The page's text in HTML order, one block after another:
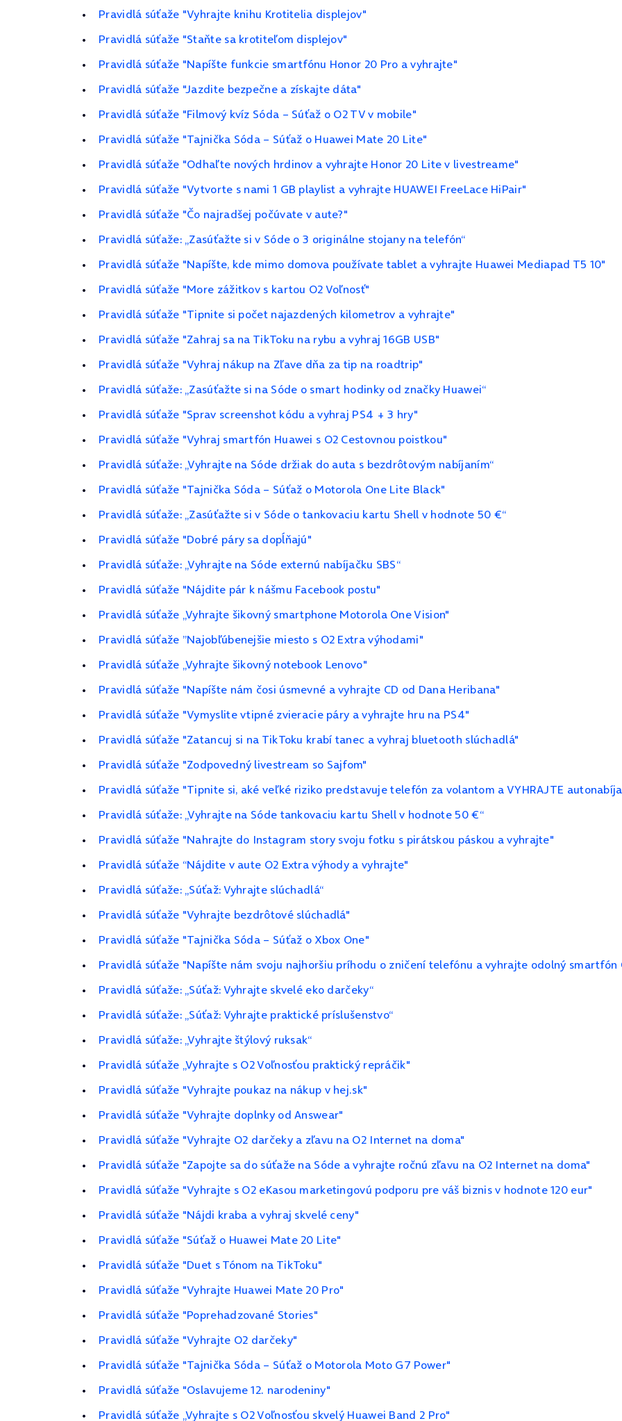
Pravidlá súťaže "Vyhrajte knihu Krotitelia displejov"
Pravidlá súťaže "Staňte sa krotiteľom displejov"
Pravidlá súťaže "Napíšte funkcie smartfónu Honor 20 Pro a vyhrajte"
Pravidlá súťaže "Jazdite bezpečne a získajte dáta"
Pravidlá súťaže "Filmový kvíz Sóda – Súťaž o O2 TV v mobile"
Pravidlá súťaže "Tajnička Sóda – Súťaž o Huawei Mate 20 Lite"
Pravidlá súťaže "Odhaľte nových hrdinov a vyhrajte Honor 20 Lite v livestreame"
Pravidlá súťaže "Vytvorte s nami 1 GB playlist a vyhrajte HUAWEI FreeLace HiPair"
Pravidlá súťaže "Čo najradšej počúvate v aute?"
Pravidlá súťaže: „Zasúťažte si v Sóde o 3 originálne stojany na telefón“
Pravidlá súťaže "Napíšte, kde mimo domova používate tablet a vyhrajte Huawei Mediapad T5 10"
Pravidlá súťaže "More zážitkov s kartou O2 Voľnosť"
Pravidlá súťaže "Tipnite si počet najazdených kilometrov a vyhrajte"
Pravidlá súťaže "Zahraj sa na TikToku na rybu a vyhraj 16GB USB"
Pravidlá súťaže "Vyhraj nákup na Zľave dňa za tip na roadtrip"
Pravidlá súťaže: „Zasúťažte si na Sóde o smart hodinky od značky Huawei“
Pravidlá súťaže "Sprav screenshot kódu a vyhraj PS4 + 3 hry"
Pravidlá súťaže "Vyhraj smartfón Huawei s O2 Cestovnou poistkou"
Pravidlá súťaže: „Vyhrajte na Sóde držiak do auta s bezdrôtovým nabíjaním“
Pravidlá súťaže "Tajnička Sóda – Súťaž o Motorola One Lite Black"
Pravidlá súťaže: „Zasúťažte si v Sóde o tankovaciu kartu Shell v hodnote 50 €“
Pravidlá súťaže "Dobré páry sa dopĺňajú"
Pravidlá súťaže: „Vyhrajte na Sóde externú nabíjačku SBS“
Pravidlá súťaže "Nájdite pár k nášmu Facebook postu"
Pravidlá súťaže „Vyhrajte šikovný smartphone Motorola One Vision"
Pravidlá súťaže ”Najobľúbenejšie miesto s O2 Extra výhodami"
Pravidlá súťaže „Vyhrajte šikovný notebook Lenovo"
Pravidlá súťaže "Napíšte nám čosi úsmevné a vyhrajte CD od Dana Heribana"
Pravidlá súťaže "Vymyslite vtipné zvieracie páry a vyhrajte hru na PS4"
Pravidlá súťaže "Zatancuj si na TikToku krabí tanec a vyhraj bluetooth slúchadlá"
Pravidlá súťaže "Zodpovedný livestream so Sajfom"
Pravidlá súťaže "Tipnite si, aké veľké riziko predstavuje telefón za volantom a VYHRAJTE
Pravidlá súťaže: „Vyhrajte na Sóde tankovaciu kartu Shell v hodnote 50 €“
Pravidlá súťaže "Nahrajte do Instagram story svoju fotku s pirátskou páskou a vyhrajte"
Pravidlá súťaže “Nájdite v aute O2 Extra výhody a vyhrajte"
Pravidlá súťaže: „Súťaž: Vyhrajte slúchadlá“
Pravidlá súťaže "Vyhrajte bezdrôtové slúchadlá"
Pravidlá súťaže "Tajnička Sóda – Súťaž o Xbox One"
Pravidlá súťaže "Napíšte nám svoju najhoršiu príhodu o zničení telefónu a vyhrajte odolný smartfón
Pravidlá súťaže: „Súťaž: Vyhrajte skvelé eko darčeky“
Pravidlá súťaže: „Súťaž: Vyhrajte praktické príslušenstvo“
Pravidlá súťaže: „Vyhrajte štýlový ruksak“
Pravidlá súťaže „Vyhrajte s O2 Voľnosťou praktický repráčik"
Pravidlá súťaže "Vyhrajte poukaz na nákup v hej.sk"
Pravidlá súťaže "Vyhrajte doplnky od Answear"
Pravidlá súťaže "Vyhrajte O2 darčeky a zľavu na O2 Internet na doma"
Pravidlá súťaže "Zapojte sa do súťaže na Sóde a vyhrajte ročnú zľavu na O2 Internet na doma"
Pravidlá súťaže "Vyhrajte s O2 eKasou marketingovú podporu pre váš biznis v hodnote 120 eur"
Pravidlá súťaže "Nájdi kraba a vyhraj skvelé ceny"
Pravidlá súťaže "Súťaž o Huawei Mate 20 Lite"
Pravidlá súťaže "Duet s Tónom na TikToku"
Pravidlá súťaže "Vyhrajte Huawei Mate 20 Pro"
Pravidlá súťaže "Poprehadzované Stories"
Pravidlá súťaže "Vyhrajte O2 darčeky"
Pravidlá súťaže "Tajnička Sóda – Súťaž o Motorola Moto G7 Power"
Pravidlá súťaže "Oslavujeme 12. narodeniny"
Pravidlá súťaže „Vyhrajte s O2 Voľnosťou skvelý Huawei Band 2 Pro"